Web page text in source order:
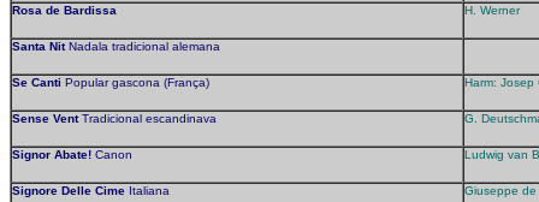
Rosa de Bardissa H. Werner
Santa NitNadala tradicional alemana
Se Canti Popular gascona (França) Harm: Josep
Sense VentTradicional escandinava G.
Signor Abate! Canon Ludwig van
Signore Delle Cime Italiana Giuseppe de